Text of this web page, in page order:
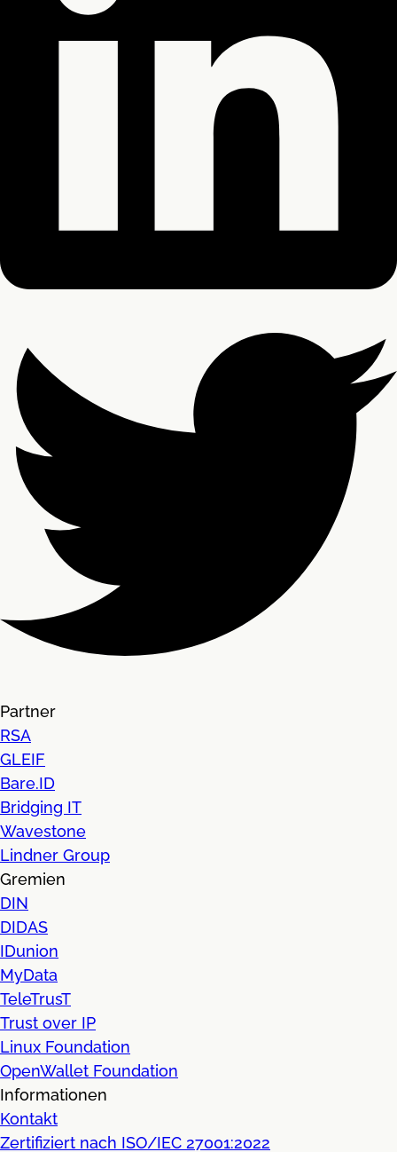
Partner
RSA
GLEIF
Bare.ID
Bridging IT
Wavestone
Lindner Group
Gremien
DIN
DIDAS
IDunion
MyData
TeleTrusT
Trust over IP
Linux Foundation
OpenWallet Foundation
Informationen
Kontakt
Zertifiziert nach ISO/IEC 27001:2022